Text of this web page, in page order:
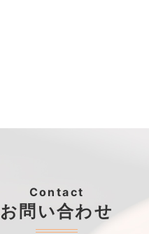
Contact
お問い合わせ